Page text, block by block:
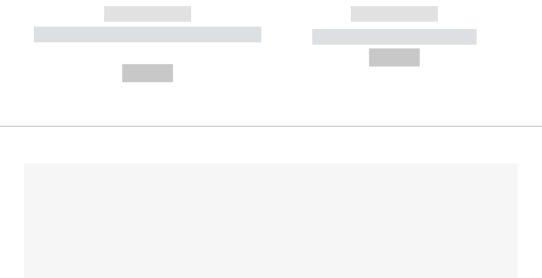
------------
----------- ----------- --------
------------
----------- -----------